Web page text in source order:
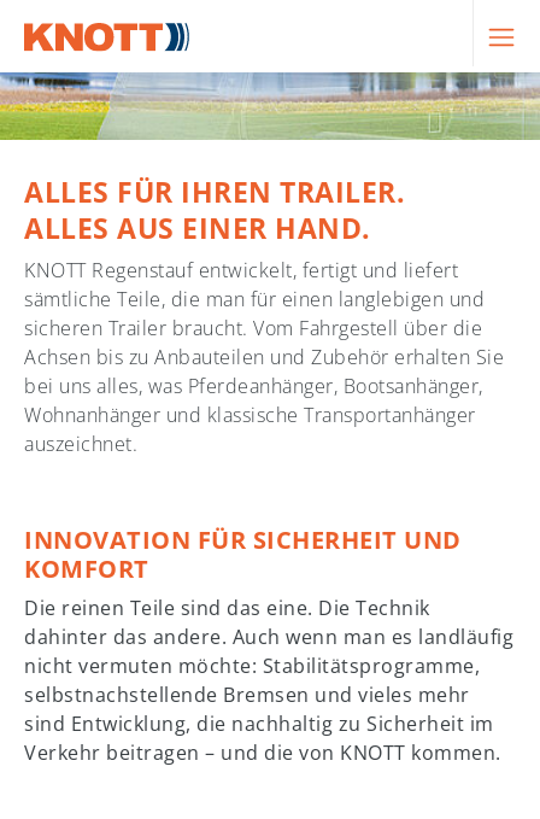
ALLES FÜR IHREN TRAILER.
ALLES AUS EINER HAND.
KNOTT Regenstauf entwickelt, fertigt und liefert
sämtliche Teile, die man für einen langlebigen und
sicheren Trailer braucht. Vom Fahrgestell über die
Achsen bis zu Anbauteilen und Zubehör erhalten Sie
bei uns alles, was Pferdeanhänger, Bootsanhänger,
Wohnanhänger und klassische Transportanhänger
auszeichnet.
INNOVATION FÜR SICHERHEIT UND
KOMFORT
Die reinen Teile sind das eine. Die Technik
dahinter das andere. Auch wenn man es landläufig
nicht vermuten möchte: Stabilitätsprogramme,
selbstnachstellende Bremsen und vieles mehr
sind Entwicklung, die nachhaltig zu Sicherheit im
Verkehr beitragen – und die von KNOTT kommen.